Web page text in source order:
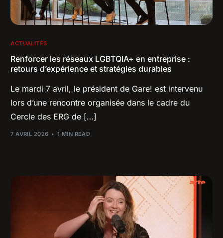
ACTUALITÉS
Renforcer les réseaux LGBTQIA+ en entreprise :
retours d’expérience et stratégies durables
Le mardi 7 avril, le président de Gare! est intervenu
lors d’une rencontre organisée dans le cadre du
Cercle des ERG de […]
7 AVRIL 2026 1 MIN READ